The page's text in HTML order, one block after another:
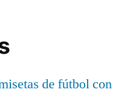
de fútbol con